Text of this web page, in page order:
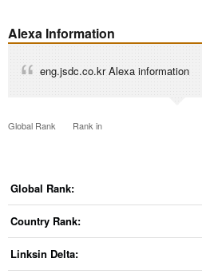
Alexa Information
eng.jsdc.co.kr Alexa information
Global Rank Rank in
Global Rank:
Country Rank:
Linksin Delta: